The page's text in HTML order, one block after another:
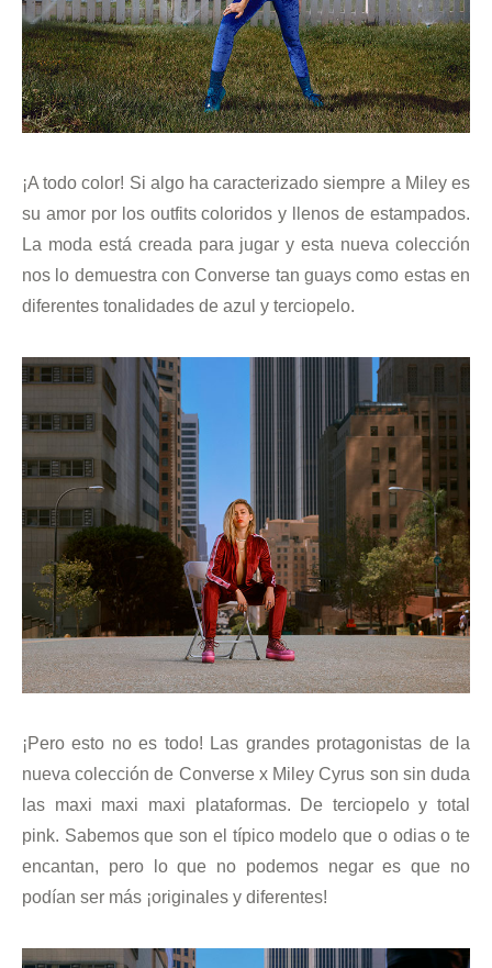
¡A todo color! Si algo ha caracterizado siempre a Miley es
su amor por los outfits coloridos y llenos de estampados.
La moda está creada para jugar y esta nueva colección
nos lo demuestra con Converse tan guays como estas en
diferentes tonalidades de azul y terciopelo.
¡Pero esto no es todo! Las grandes protagonistas de la
nueva colección de Converse x Miley Cyrus son sin duda
las maxi maxi maxi plataformas. De terciopelo y total
pink. Sabemos que son el típico modelo que o odias o te
encantan, pero lo que no podemos negar es que no
podían ser más ¡originales y diferentes!